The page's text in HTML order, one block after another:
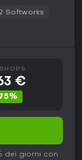
Softworks
€
dei giorni con